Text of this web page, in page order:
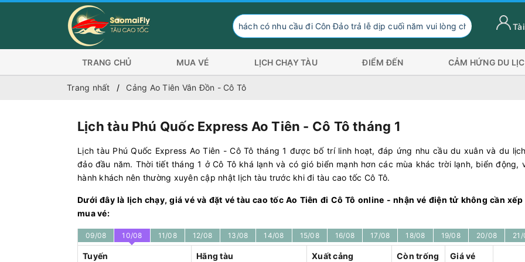
Hành khách có nhu cầu đi Côn Đảo trả lễ dịp cuối năm vui lòng chuyển hướng
TRANG CHỦ MUA VÉ LỊCH CHẠY TÀU ĐIỂM ĐẾN CẢM HỨNG DU
Trang nhất Cảng Ao Tiên Vân Đồn - Cô Tô
Lịch tàu Phú Quốc Express Ao Tiên - Cô Tô tháng 1
Lịch tàu Phú Quốc Express Ao Tiên - Cô Tô tháng 1 được bố trí linh hoạt, đáp ứng nhu cầu du xuân và du
đảo đầu năm. Thời tiết tháng 1 ở Cô Tô khá lạnh và có gió biển mạnh hơn các mùa khác trời lạnh, biển động,
hành khách nên thường xuyên cập nhật lịch tàu trước khi đi tàu cao tốc Cô Tô.
Dưới đây là lịch chạy, giá vé và đặt vé tàu cao tốc Ao Tiên đi Cô Tô online - nhận vé điện tử không cần xếp
mua vé:
09/08 10/08 11/08 12/08 13/08 14/08 15/08 16/08 17/08 18/08 19/08 20/08
Tuyến Hãng tàu Xuất cảng Còn trống Giá vé